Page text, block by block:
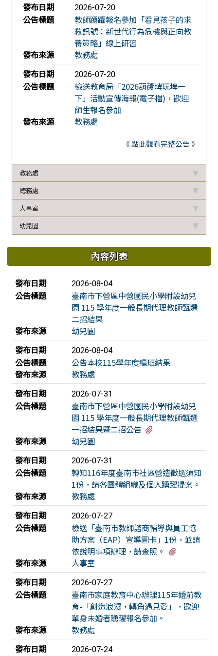
發布日期
2026-07-20
公告標題
教師踴躍報名參加「看見孩子的求
救訊號：新世代行為危機與正向教
養策略」線上研習
發布來源
教務處
發布日期
2026-07-20
公告標題
檢送教育局「2026葫蘆埤玩埤一
下」活動宣傳海報(電子檔)，歡迎
師生報名參加
發布來源
教務處
《點此觀看完整公告》
教務處
總務處
人事室
幼兒園
內容列表
新聞列表
發布日期 2026-08-04
公告標題
臺南市下營區中營國民小學附設幼兒
園 115 學年度一般長期代理教師甄選
二招結果
發布來源
幼兒園
發布日期
2026-08-04
公告標題
公告本校115學年度編班結果
發布來源
教務處
發布日期
2026-07-31
公告標題
臺南市下營區中營國民小學附設幼兒
園 115 學年度一般長期代理教師甄選
一招結果暨二招公告
發布來源
幼兒園
發布日期
2026-07-31
公告標題
轉知116年度臺南市社區營造徵選須知
1份，請各團體組織及個人踴躍提案。
發布來源
教務處
發布日期
2026-07-27
公告標題
檢送「臺南市教師諮商輔導與員工協
助方案（EAP）宣導圖卡」1份，並請
依說明事項辦理，請查照。
發布來源
人事室
發布日期
2026-07-27
公告標題
臺南市家庭教育中心辦理115年婚前教
育-「創造浪漫，轉角遇見愛」，歡迎
單身未婚者踴躍報名參加。
發布來源
教務處
發布日期
2026-07-24